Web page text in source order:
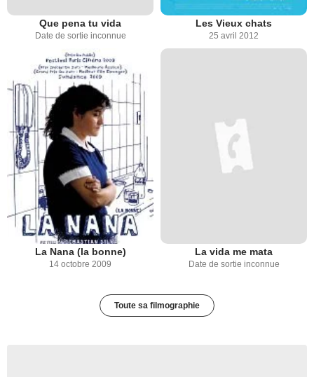
Que pena tu vida
Date de sortie inconnue
Les Vieux chats
25 avril 2012
La Nana (la bonne)
14 octobre 2009
La vida me mata
Date de sortie inconnue
Toute sa filmographie